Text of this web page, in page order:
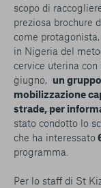
scopo di
preziosa brochure
come
in Nigeria del
cervice uterina
giugno, un
mobilizzazione
strade, per
stato condotto lo
che ha interessato
programma.
Per lo staff di St